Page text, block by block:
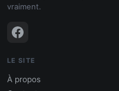
vraiment.
LE SITE
À propos